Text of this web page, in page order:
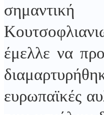
έμελλε να
ευρωπαϊκές